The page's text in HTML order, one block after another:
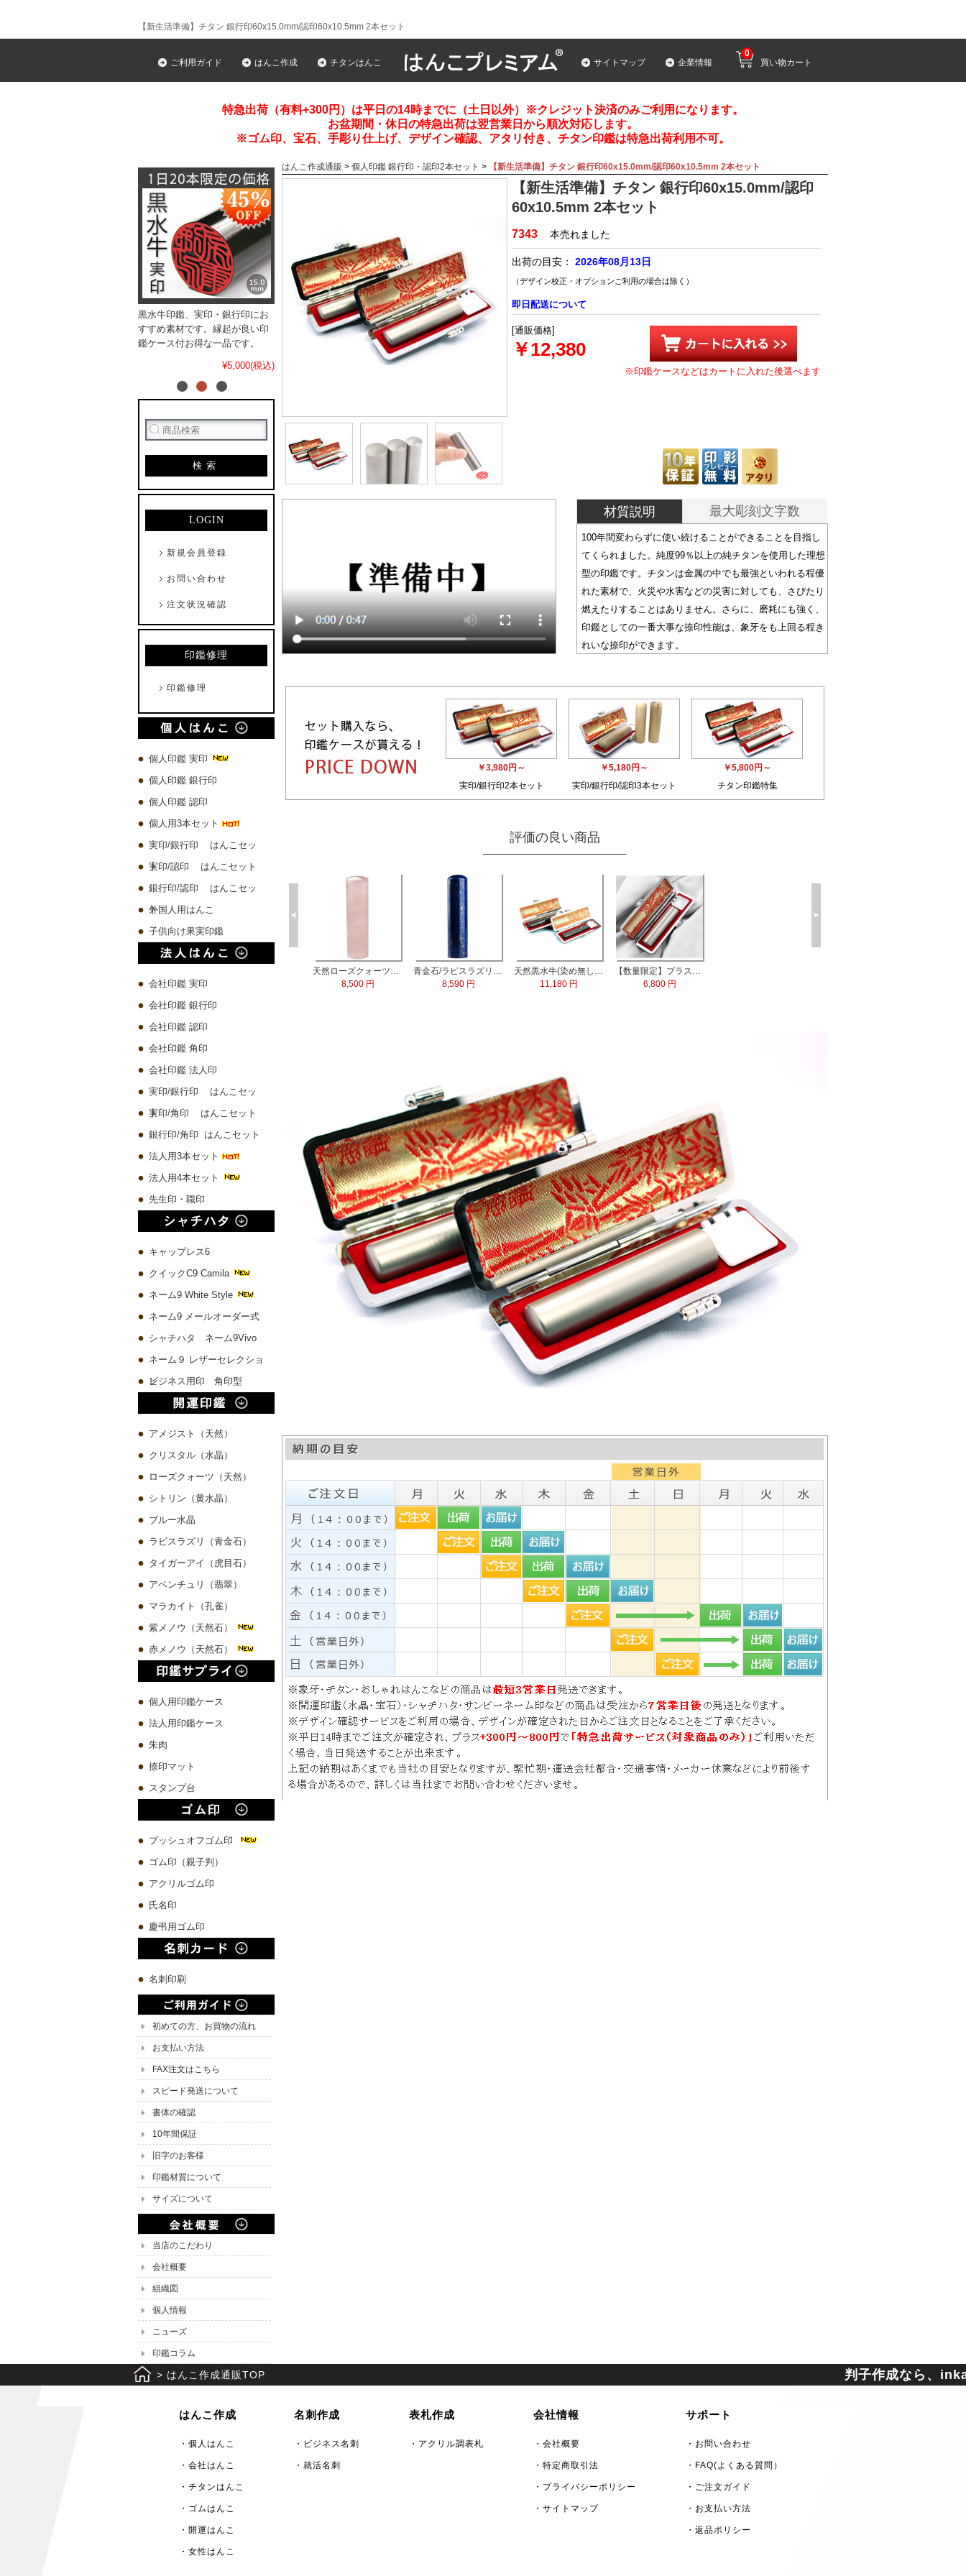
【新生活準備】チタン 銀行印60x15.0mm/認印60x10.5mm 2本セット
ご利用ガイド はんこ作成 チタンはんこ サイトマップ 企業情報 買い物カート
0
特急出荷（有料+300円）は平日の14時までに（土日以外）※クレジット決済のみご利用になります。
お盆期間・休日の特急出荷は翌営業日から順次対応します。
※ゴム印、宝石、手彫り仕上げ、デザイン確認、アタリ付き、チタン印鑑は特急出荷利用不可。
黒水牛印鑑、実印・銀行印にお
すすめ素材です。縁起が良い印
鑑ケース付お得な一品です。
¥5,000(税込)
検索
LOGIN
新規会員登録
お問い合わせ
注文状況確認
印鑑修理
印鑑修理
個人印鑑 実印
個人印鑑 銀行印
個人印鑑 認印
個人用3本セット
実印/銀行印 はんこセッ
ト
実印/認印 はんこセット
銀行印/認印 はんこセッ
ト
外国人用はんこ
子供向け果実印鑑
会社印鑑 実印
会社印鑑 銀行印
会社印鑑 認印
会社印鑑 角印
会社印鑑 法人印
実印/銀行印 はんこセッ
ト
実印/角印 はんこセット
銀行印/角印 はんこセット
法人用3本セット
法人用4本セット
先生印・職印
キャップレス6
クイックC9 Camila
ネーム9 White Style
ネーム9 メールオーダー式
シャチハタ ネーム9Vivo
ネーム９ レザーセレクショ
ン
ビジネス用印 角印型
アメジスト（天然）
クリスタル（水晶）
ローズクォーツ（天然）
シトリン（黄水晶）
ブルー水晶
ラビスラズリ（青金石）
タイガーアイ（虎目石）
アベンチュリ（翡翠）
マラカイト（孔雀）
紫メノウ（天然石）
赤メノウ（天然石）
個人用印鑑ケース
法人用印鑑ケース
朱肉
捺印マット
スタンプ台
プッシュオフゴム印
ゴム印（親子判）
アクリルゴム印
氏名印
慶弔用ゴム印
名刺印刷
初めての方、お買物の流れ
お支払い方法
FAX注文はこちら
スピード発送について
書体の確認
10年間保証
旧字のお客様
印鑑材質について
サイズについて
当店のこだわり
会社概要
組織図
個人情報
ニューズ
印鑑コラム
はんこ作成通販 > 個人印鑑 銀行印・認印2本セット > 【新生活準備】チタン 銀行印60x15.0mm/認印60x10.5mm 2本セット
【新生活準備】チタン 銀行印60x15.0mm/認印
60x10.5mm 2本セット
7343 本売れました
出荷の目安： 2026年08月13日
（デザイン校正・オプションご利用の場合は除く）
即日配送について
[通販価格]
￥12,380
※印鑑ケースなどはカートに入れた後選べます
材質説明 最大彫刻文字数
100年間変わらずに使い続けることができることを目指し
てくられました。純度99％以上の純チタンを使用した理想
型の印鑑です。チタンは金属の中でも最強といわれる程優
れた素材で、火災や水害などの災害に対しても、さびたり
燃えたりすることはありません。さらに、磨耗にも強く、
印鑑としての一番大事な捺印性能は、象牙をも上回る程き
れいな捺印ができます。
￥3,980円～
実印/銀行印2本セット
￥5,180円～
実印/銀行印/認印3本セット
￥5,800円～
チタン印鑑特集
評価の良い商品
4,500 円
天然ローズクォーツ水晶 実印13.5mm
8,500 円
青金石/ラピスラズリ 実印60x15.0mm
8,590 円
天然黒水牛(染め無し) 実印60x16.5mm/銀行印60x13.5mm 2本セット
11,180 円
【数量限定】ブラストチタン印鑑 印鑑ケース付
6,800 円
> はんこ作成通販TOP 判子作成なら、
はんこ作成
・個人はんこ
・会社はんこ
・チタンはんこ
・ゴムはんこ
・開運はんこ
・女性はんこ
名刺作成
・ビジネス名刺
・就活名刺
表札作成
・アクリル調表札
会社情報
・会社概要
・特定商取引法
・プライバシーポリシー
・サイトマップ
サポート
・お問い合わせ
・FAQ(よくある質問）
・ご注文ガイド
・お支払い方法
・返品ポリシー